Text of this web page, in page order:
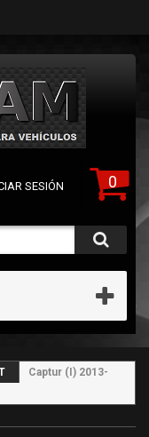
0
SESIÓN
Captur (I) 2013-